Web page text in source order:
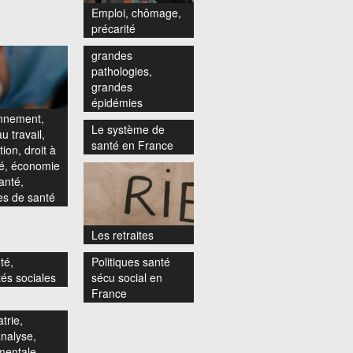
Emploi, chômage,
précarité
travail,
droit à
économie
de santé
grandes
pathologies,
grandes
épidémies
Le système de
santé en France
Les retraites
sociales
Politiques santé
sécu social en
France